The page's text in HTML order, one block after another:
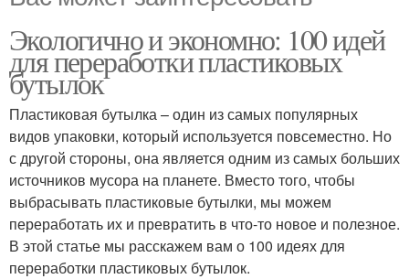
Экологично и экономно: 100 идей
для переработки пластиковых
бутылок
Пластиковая бутылка – один из самых популярных
видов упаковки, который используется повсеместно. Но
с другой стороны, она является одним из самых больших
источников мусора на планете. Вместо того, чтобы
выбрасывать пластиковые бутылки, мы можем
переработать их и превратить в что-то новое и полезное.
В этой статье мы расскажем вам о 100 идеях для
переработки пластиковых бутылок.